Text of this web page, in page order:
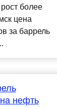
более
цена
за баррель
нефть